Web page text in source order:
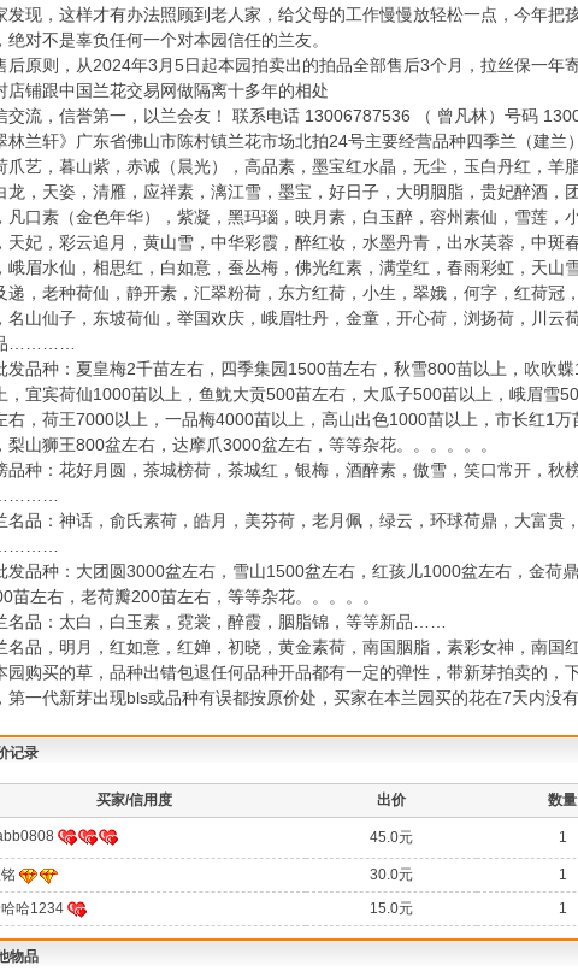
发现，这样才有办法照顾到老人家，给父母的工作慢慢放轻松一点，今年
绝对不是辜负任何一个对本园信任的兰友。
后原则，从2024年3月5日起本园拍卖出的拍品全部售后3个月，拉丝保一年
店铺跟中国兰花交易网做隔离十多年的相处
交流，信誉第一，以兰会友！ 联系电话 13006787536 （ 曾凡林）号码
林兰轩》广东省佛山市陈村镇兰花市场北拍24号主要经营品种四季兰（建
爪艺，暮山紫，赤诚（晨光），高品素，墨宝红水晶，无尘，玉白丹红，羊
龙，天姿，清雁，应祥素，漓江雪，墨宝，好日子，大明胭脂，贵妃醉酒
凡口素（金色年华），紫凝，黑玛瑙，映月素，白玉醉，容州素仙，雪莲
天妃，彩云追月，黄山雪，中华彩霞，醉红妆，水墨丹青，出水芙蓉，中
峨眉水仙，相思红，白如意，蚕丛梅，佛光红素，满堂红，春雨彩虹，天
递，老种荷仙，静开素，汇翠粉荷，东方红荷，小生，翠娥，何字，红荷
名山仙子，东坡荷仙，举国欢庆，峨眉牡丹，金童，开心荷，浏扬荷，川
…………
发品种：夏皇梅2千苗左右，四季集园1500苗左右，秋雪800苗以上，吹吹
，宜宾荷仙1000苗以上，鱼魫大贡500苗左右，大瓜子500苗以上，峨眉雪
右，荷王7000以上，一品梅4000苗以上，高山出色1000苗以上，市长红1
梨山狮王800盆左右，达摩爪3000盆左右，等等杂花。。。。。。
品种：花好月圆，茶城榜荷，茶城红，银梅，酒醉素，傲雪，笑口常开，
名品：神话，俞氏素荷，皓月，美芬荷，老月佩，绿云，环球荷鼎，大富
发品种：大团圆3000盆左右，雪山1500盆左右，红孩儿1000盆左右，金荷
苗左右，老荷瓣200苗左右，等等杂花。。。。。
名品：太白，白玉素，霓裳，醉霞，胭脂锦，等等新品……
名品，明月，红如意，红婵，初晓，黄金素荷，南国胭脂，素彩女神，南
园购买的草，品种出错包退任何品种开品都有一定的弹性，带新芽拍卖的
第一代新芽出现bls或品种有误都按原价处，买家在本兰园买的花在7天内没
记录
买家/信用度 出价 数量
45.0元 1
30.0元 1
哈1234
15.0元 1
物品